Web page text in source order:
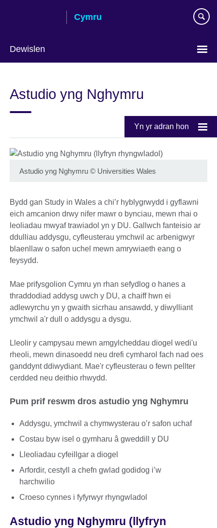
Cymru
Dewislen
language
Astudio yng Nghymru
Yn yr adran hon
Astudio yng Nghymru © Universities Wales
Bydd gan Study in Wales a chi’r hyblygrwydd i gyflawni
eich amcanion drwy nifer mawr o bynciau, mewn rhai o
leoliadau mwyaf trawiadol yn y DU. Gallwch fanteisio ar
ddulliau addysgu, cyfleusterau ymchwil ac arbenigwyr
blaenllaw o safon uchel mewn amrywiaeth eang o
feysydd.
Mae prifysgolion Cymru yn rhan sefydlog o hanes a
thraddodiad addysg uwch y DU, a chaiff hwn ei
adlewyrchu yn y gwaith sicrhau ansawdd, y diwylliant
ymchwil a'r dull o addysgu a dysgu.
Lleolir y campysau mewn amgylcheddau diogel wedi'u
rheoli, mewn dinasoedd neu drefi cymharol fach nad oes
ganddynt ddiwydiant. Mae'r cyfleusterau o fewn pellter
cerdded neu deithio rhwydd.
Pum prif reswm dros astudio yng Nghymru
Addysgu, ymchwil a chymwysterau o’r safon uchaf
Costau byw isel o gymharu â gweddill y DU
Lleoliadau cyfeillgar a diogel
Arfordir, cestyll a chefn gwlad godidog i’w
harchwilio
Croeso cynnes i fyfyrwyr rhyngwladol
Astudio yng Nghymru (llyfryn